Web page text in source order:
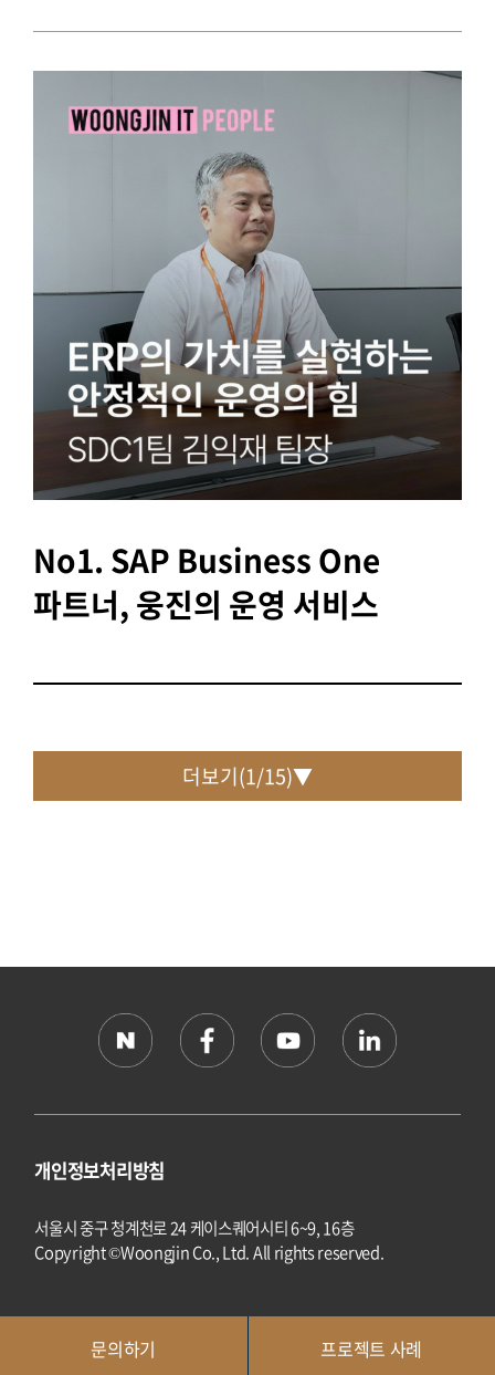
No1. SAP Business One
파트너, 웅진의 운영 서비스
더보기(1/15)▼
개인정보처리방침
서울시 중구 청계천로 24 케이스퀘어시티 6~9, 16층
Copyright ©Woongjin Co., Ltd. All rights reserved.
문의하기 프로젝트 사례